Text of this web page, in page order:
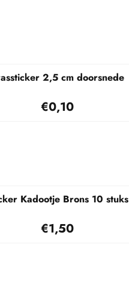
2,5 cm doorsnede
Prijs: 0,10
€0,10
Kadootje Brons 10 stuks
Prijs: 1,50
€1,50